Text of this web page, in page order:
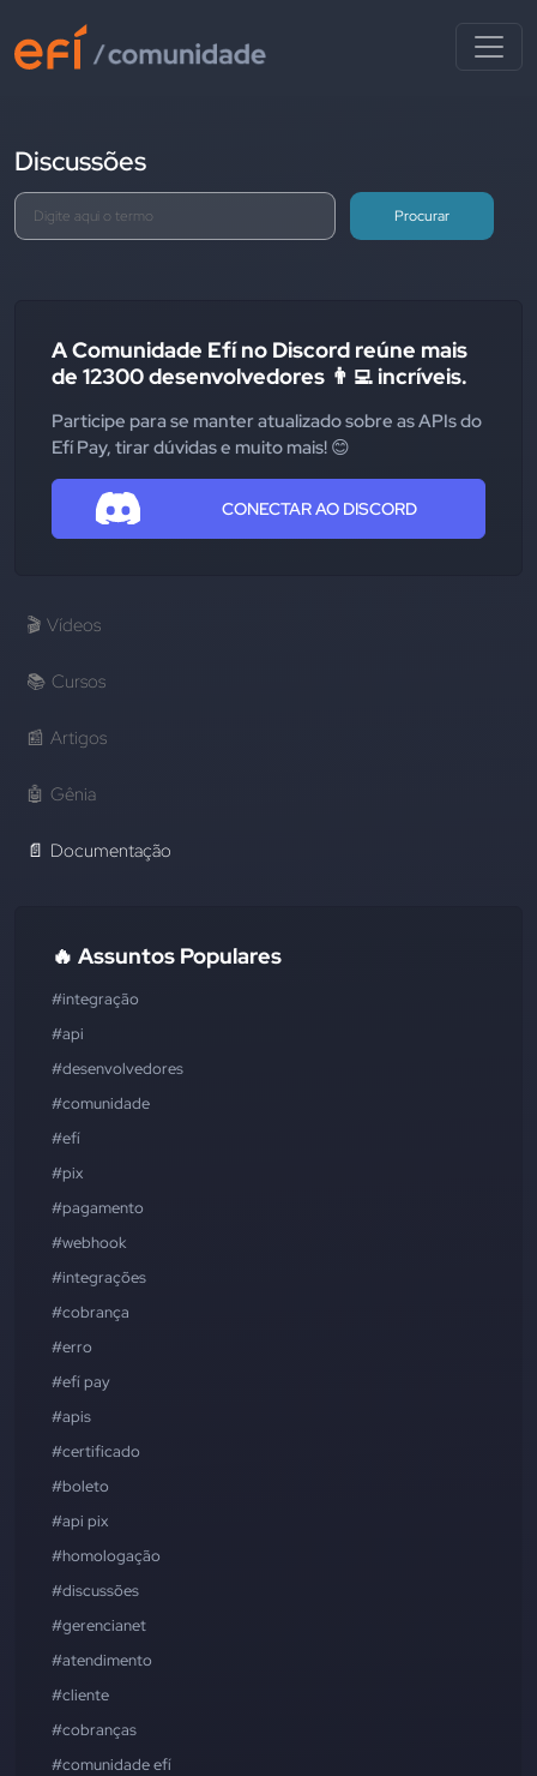
Discussões
Procurar
A Comunidade Efí no Discord reúne mais
de 12300 desenvolvedores 👨‍💻 incríveis.
Participe para se manter atualizado sobre as APIs do
Efí Pay, tirar dúvidas e muito mais! 😊
CONECTAR AO DISCORD
🎬 Vídeos
📚 Cursos
📰 Artigos
🤖 Gênia
📄 Documentação
🔥 Assuntos Populares
#integração
#api
#desenvolvedores
#comunidade
#efí
#pix
#pagamento
#webhook
#integrações
#cobrança
#erro
#efí pay
#apis
#certificado
#boleto
#api pix
#homologação
#discussões
#gerencianet
#atendimento
#cliente
#cobranças
#comunidade efí